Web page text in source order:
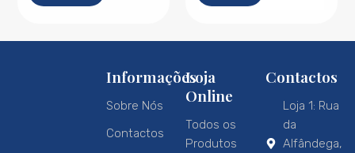
Informações
Sobre Nós
Contactos
Loja
Online
Todos os
Produtos
Contactos
Loja 1: Rua
da
Alfândega,